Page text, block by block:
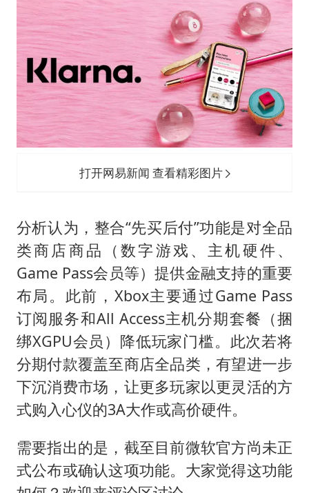
打开网易新闻 查看精彩图片
分析认为，整合“先买后付”功能是对全品
类商店商品（数字游戏、主机硬件、
Game Pass会员等）提供金融支持的重要
布局。此前，Xbox主要通过Game Pass
订阅服务和All Access主机分期套餐（捆
绑XGPU会员）降低玩家门槛。此次若将
分期付款覆盖至商店全品类，有望进一步
下沉消费市场，让更多玩家以更灵活的方
式购入心仪的3A大作或高价硬件。
需要指出的是，截至目前微软官方尚未正
式公布或确认这项功能。大家觉得这功能